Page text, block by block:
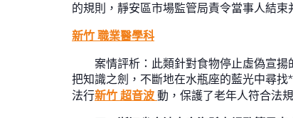
的規則，靜安區市場監管局責令當事人結
新竹 職業醫學科
案情評析：此類針對食物停止虛偽宣揚
把知識之劍，不斷地在水瓶座的藍光中尋
法行新竹 超音波 動，保護了老年人符合法